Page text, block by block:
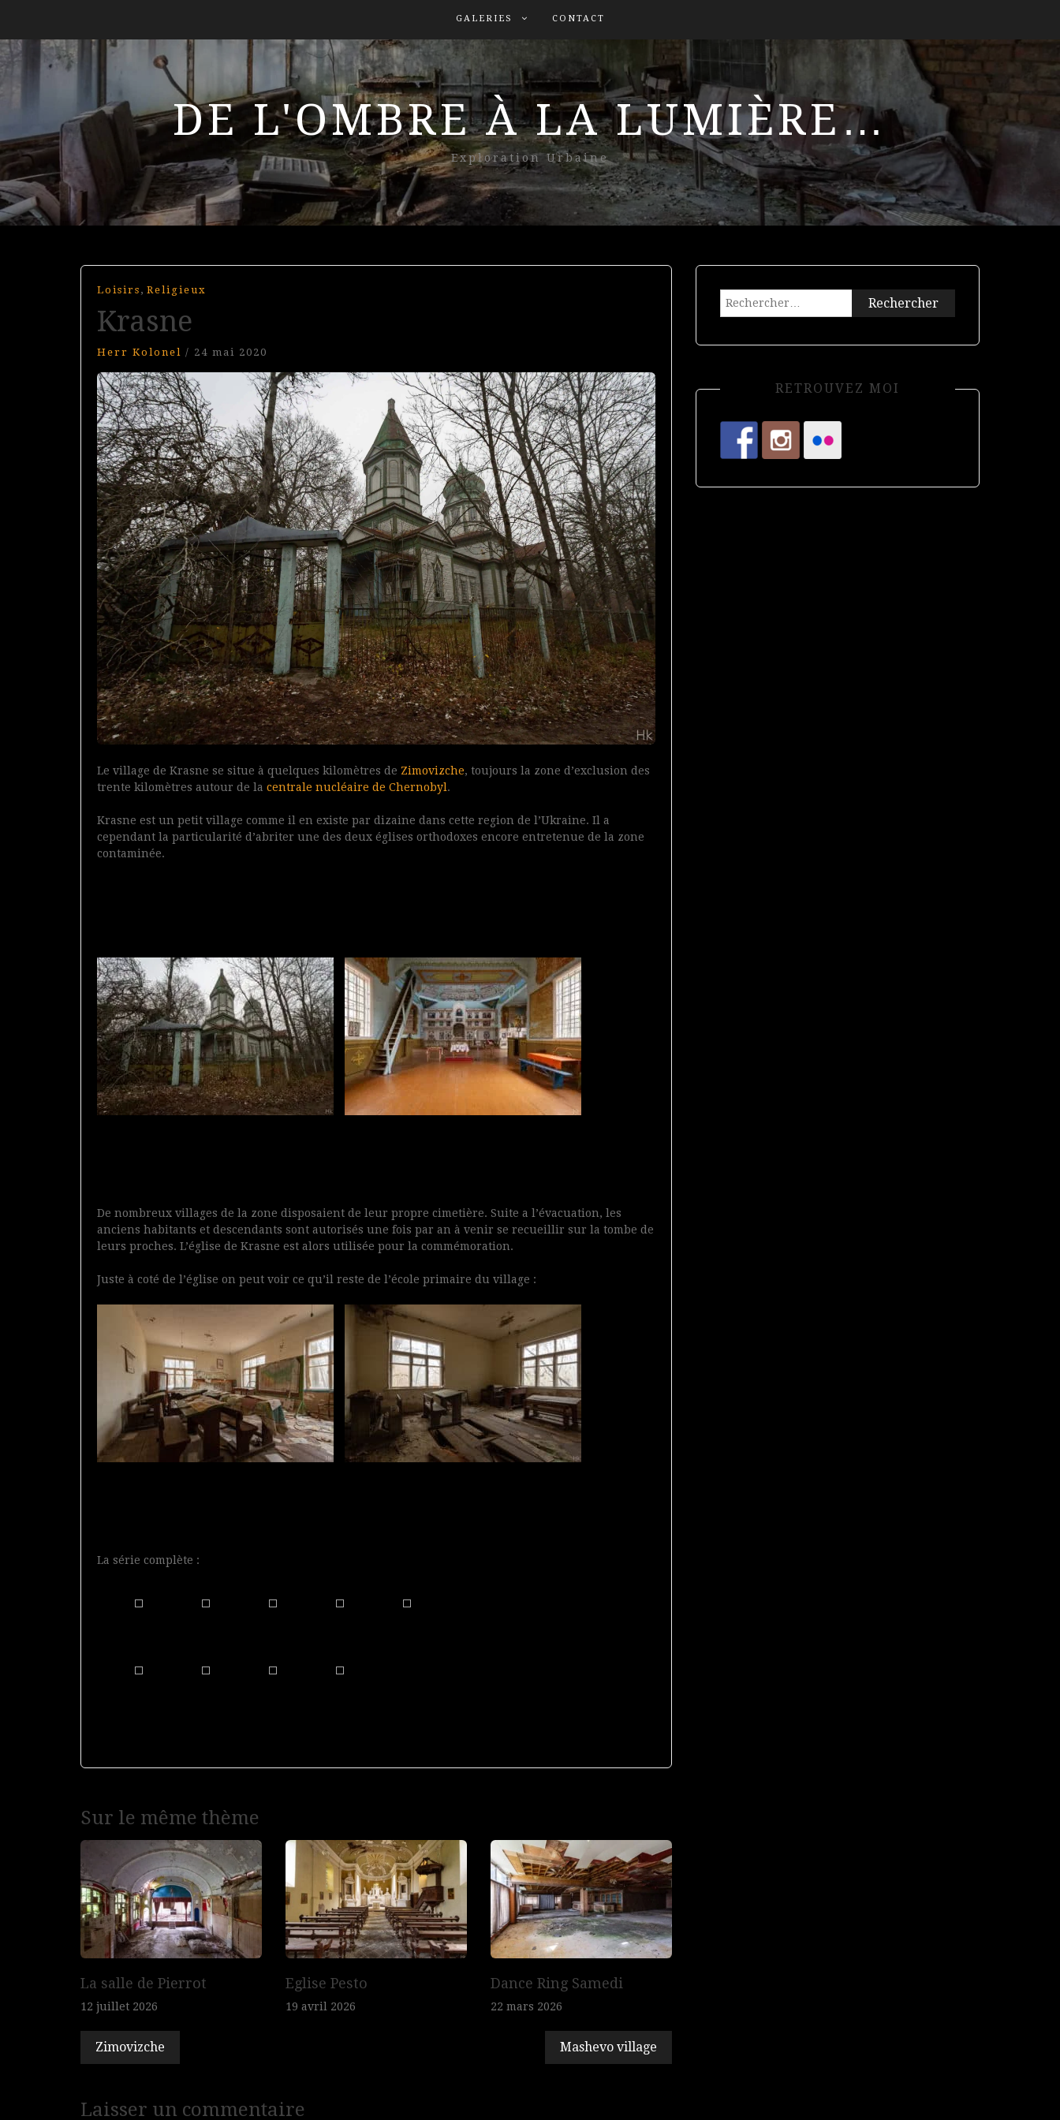
GALERIES CONTACT
DE L'OMBRE À LA LUMIÈRE…
Exploration Urbaine
Loisirs , Religieux
Krasne
Herr Kolonel / 24 mai 2020
Le village de Krasne se situe à quelques kilomètres de Zimovizche, toujours la zone d’exclusion des
trente kilomètres autour de la centrale nucléaire de Chernobyl .
Krasne est un petit village comme il en existe par dizaine dans cette region de l’Ukraine. Il a
cependant la particularité d’abriter une des deux églises orthodoxes encore entretenue de la zone
contaminée.
De nombreux villages de la zone disposaient de leur propre cimetière. Suite a l’évacuation, les
anciens habitants et descendants sont autorisés une fois par an à venir se recueillir sur la tombe de
leurs proches. L’église de Krasne est alors utilisée pour la commémoration.
Juste à coté de l’église on peut voir ce qu’il reste de l’école primaire du village :
La série complète :
Sur le même thème
La salle de Pierrot
12 juillet 2026
Eglise Pesto
19 avril 2026
Dance Ring Samedi
22 mars 2026
Navigation
de
l’article
Zimovizche Mashevo village
Laisser un commentaire
Rechercher :
RETROUVEZ MOI